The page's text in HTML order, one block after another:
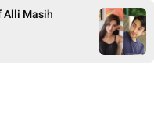
Alli Masih